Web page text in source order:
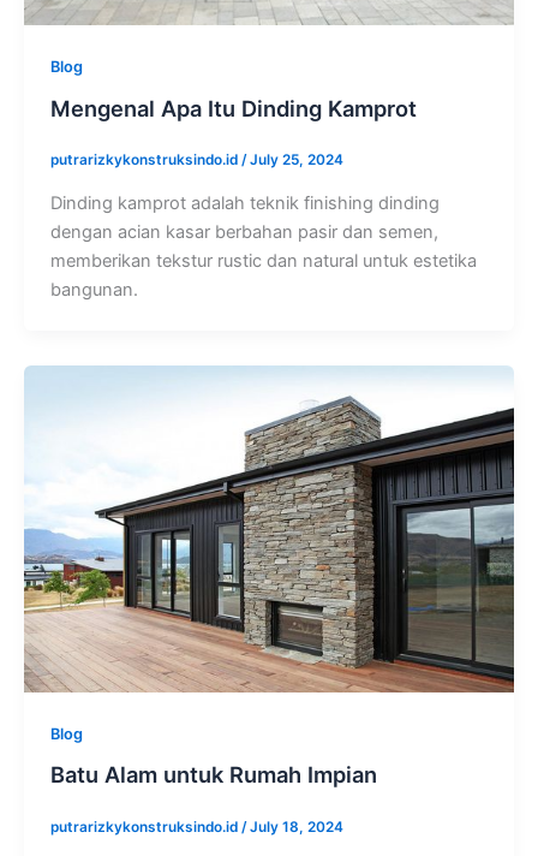
Blog
Mengenal Apa Itu Dinding Kamprot
putrarizkykonstruksindo.id /July 25, 2024
Dinding kamprot adalah teknik finishing dinding
dengan acian kasar berbahan pasir dan semen,
memberikan tekstur rustic dan natural untuk estetika
bangunan.
Blog
Batu Alam untuk Rumah Impian
putrarizkykonstruksindo.id /July 18, 2024